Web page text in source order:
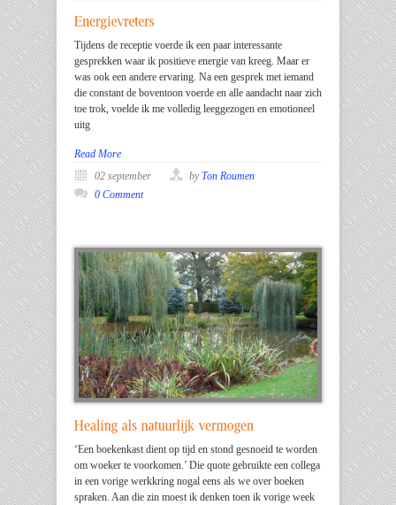
Tijdens de receptie voerde ik een paar interessante
gesprekken waar ik positieve energie van kreeg. Maar er
was ook een andere ervaring. Na een gesprek met iemand
die constant de boventoon voerde en alle aandacht naar zich
toe trok, voelde ik me volledig leeggezogen en emotioneel
uitg
Read More
02 september
byTon Roumen
0 Comment
‘Een boekenkast dient op tijd en stond gesnoeid te worden
om woeker te voorkomen.’ Die quote gebruikte een collega
in een vorige werkkring nogal eens als we over boeken
spraken. Aan die zin moest ik denken toen ik vorige week